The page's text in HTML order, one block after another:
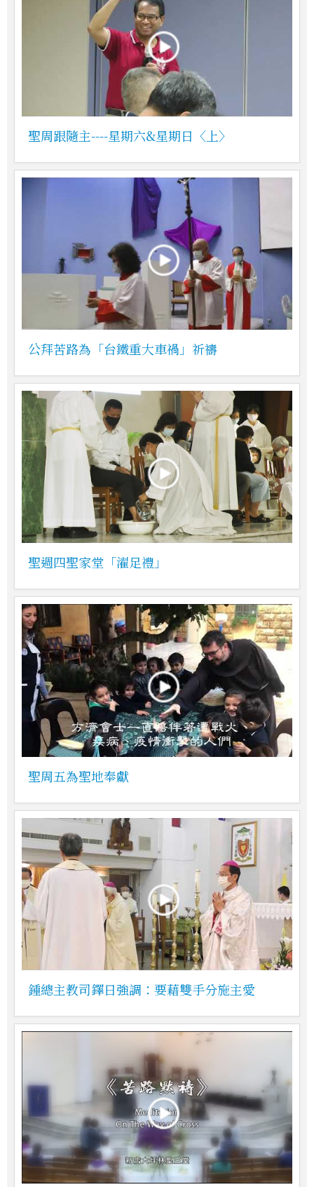
聖周跟隨主----星期六&星期日〈上〉
公拜苦路為「台鐵重大車禍」祈禱
聖週四聖家堂「濯足禮」
聖周五為聖地奉獻
鍾總主教司鐸日強調：要藉雙手分施主愛